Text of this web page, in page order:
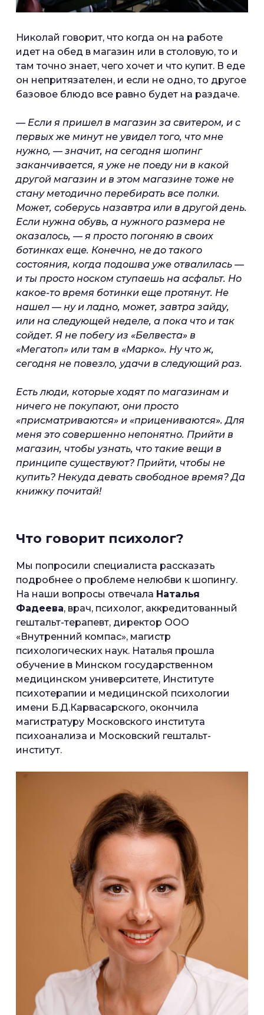
Николай говорит, что когда он на работе
идет на обед в магазин или в столовую, то и
там точно знает, чего хочет и что купит. В еде
он непритязателен, и если не одно, то другое
базовое блюдо все равно будет на раздаче.
— Если я пришел в магазин за свитером, и с
первых же минут не увидел того, что мне
нужно, — значит, на сегодня шопинг
заканчивается, я уже не поеду ни в какой
другой магазин и в этом магазине тоже не
стану методично перебирать все полки.
Может, соберусь назавтра или в другой день.
Если нужна обувь, а нужного размера не
оказалось, — я просто погоняю в своих
ботинках еще. Конечно, не до такого
состояния, когда подошва уже отвалилась —
и ты просто носком ступаешь на асфальт. Но
какое-то время ботинки еще протянут. Не
нашел — ну и ладно, может, завтра зайду,
или на следующей неделе, а пока что и так
сойдет. Я не побегу из «Белвеста» в
«Мегатоп» или там в «Марко». Ну что ж,
сегодня не повезло, удачи в следующий раз.
Есть люди, которые ходят по магазинам и
ничего не покупают, они просто
«присматриваются» и «прицениваются». Для
меня это совершенно непонятно. Прийти в
магазин, чтобы узнать, что такие вещи в
принципе существуют? Прийти, чтобы не
купить? Некуда девать свободное время? Да
книжку почитай!
Что говорит психолог?
Мы попросили специалиста рассказать
подробнее о проблеме нелюбви к шопингу.
На наши вопросы отвечала Наталья
Фадеева, врач, психолог, аккредитованный
гештальт-терапевт, директор ООО
«Внутренний компас», магистр
психологических наук. Наталья прошла
обучение в Минском государственном
медицинском университете, Институте
психотерапии и медицинской психологии
имени Б.Д.Карвасарского, окончила
магистратуру Московского института
психоанализа и Московский гештальт-
институт.